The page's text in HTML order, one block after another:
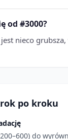
od #3000?
nieco
po kroku
do